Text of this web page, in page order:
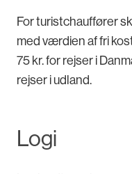
For turistchauffører
med værdien af fri
75 kr. for rejser i
rejser i udland.
Logi